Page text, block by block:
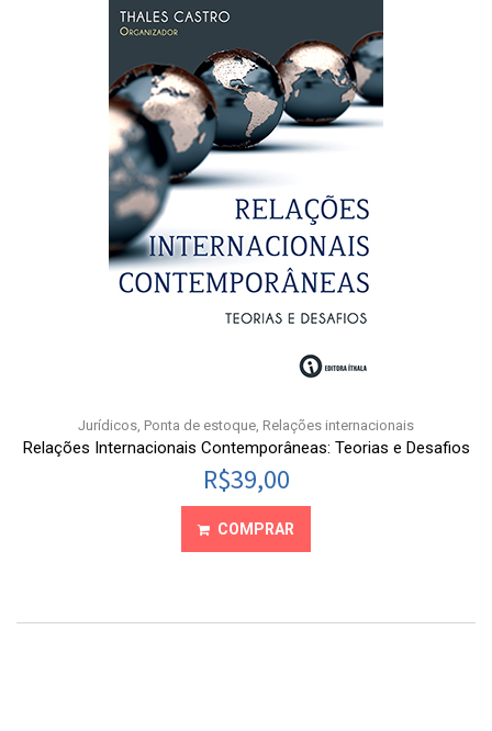
Jurídicos, Ponta de estoque, Relações internacionais
Relações Internacionais Contemporâneas: Teorias e Desafios
R$39,00
COMPRAR